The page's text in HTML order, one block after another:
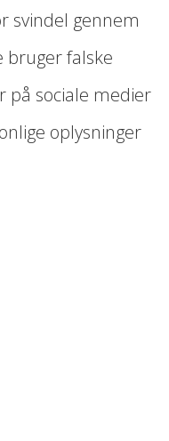
svindel gennem
bruger falske
sociale medier
oplysninger